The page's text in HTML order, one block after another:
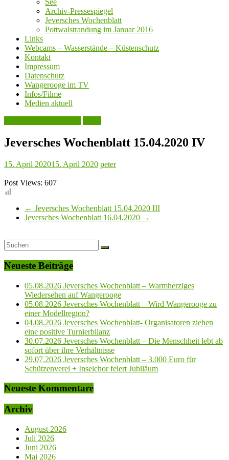
See
Archiv-Pressespiegel
Jeversches Wochenblatt
Pottwalstrandung im Januar 2016
Links
Webcams – Wasserstände – Küstenschutz
Kontakt
Impressum
Datenschutz
Wangerooge im TV
Infos/Filme
Medien aktuell
Jeversches Wochenblatt 15.04.2020 IV
15. April 202015. April 2020 peter
Post Views: 607
← Jeversches Wochenblatt 15.04.2020 III
Jeversches Wochenblatt 16.04.2020 →
Neueste Beiträge
05.08.2026 Jeversches Wochenblatt – Warmherziges
Wiedersehen auf Wangerooge
05.08.2026 Jeversches Wochenblatt – Wird Wangerooge zu
einer Modellregion?
04.08.2026 Jeversches Wochenblatt- Organisatoren ziehen
eine positive Turnierbilanz
30.07.2026 Jeversches Wochenblatt – Die Menschheit lebt ab
sofort über ihre Verhältnisse
29.07.2026 Jeversches Wochenblatt – 3.000 Euro für
Schützenverei + Inselchor feiert Jubiläum
Neueste Kommentare
Archiv
August 2026
Juli 2026
Juni 2026
Mai 2026